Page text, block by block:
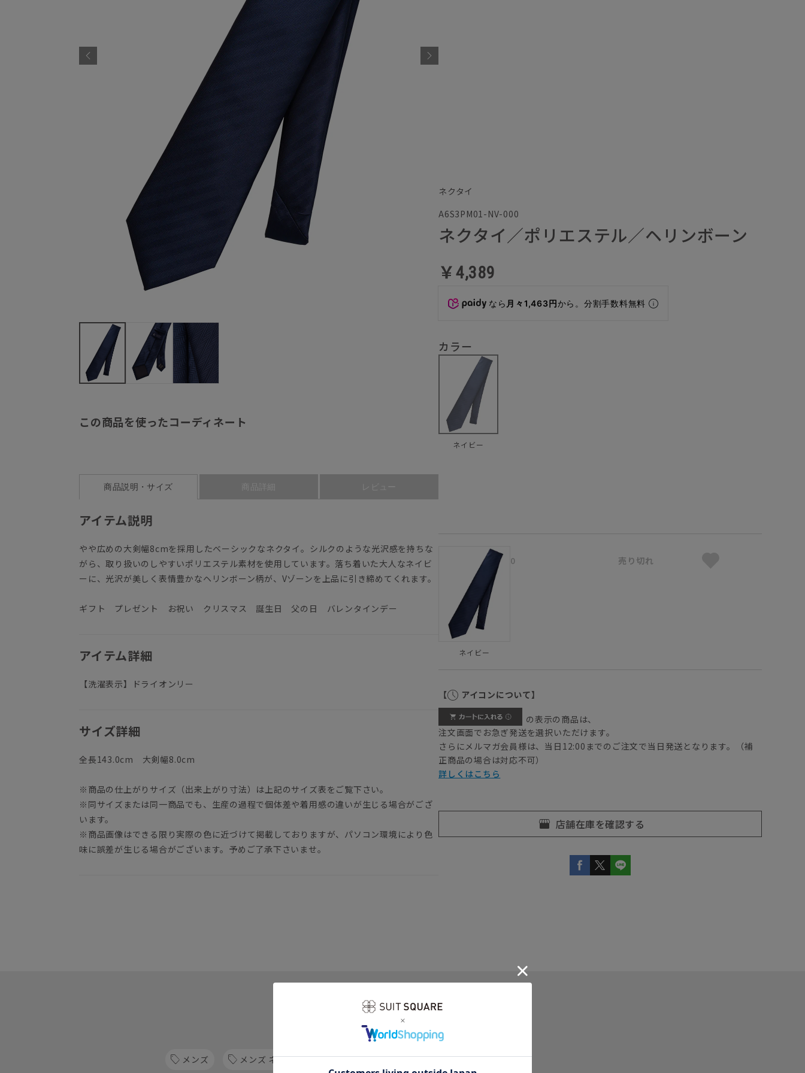
この商品を使ったコーディネート
商品説明・サイズ 商品詳細 レビュー
アイテム説明
やや広めの大剣幅8cmを採用したベーシックなネクタイ。シルクのような光沢感を持ちな
がら、取り扱いのしやすいポリエステル素材を使用しています。落ち着いた大人なネイビ
ーに、光沢が美しく表情豊かなヘリンボーン柄が、Vゾーンを上品に引き締めてくれます。
ギフト プレゼント お祝い クリスマス 誕生日 父の日 バレンタインデー
アイテム詳細
【洗濯表示】ドライオンリー
サイズ詳細
全長143.0cm 大剣幅8.0cm
※商品の仕上がりサイズ（出来上がり寸法）は上記のサイズ表をご覧下さい。
※同サイズまたは同一商品でも、生産の過程で個体差や着用感の違いが生じる場合がござ
います。
※商品画像はできる限り実際の色に近づけて掲載しておりますが、パソコン環境により色
味に誤差が生じる場合がございます。予めご了承下さいませ。
ネクタイ
A6S3PM01-NV-000
ネクタイ／ポリエステル／ヘリンボーン
￥4,389
なら 月々1,463円から。分割手数料無料
カラー
ネイビー
ネイビー
0 売り切れ
【 アイコンについて】
の表示の商品は、
注文画面でお急ぎ発送を選択いただけます。
さらにメルマガ会員様は、当日12:00までのご注文で当日発送となります。（補
正商品の場合は対応不可）
詳しくはこちら
関連カテゴリから他の商品を探す
メンズ メンズ ネクタイ レギュラータイ